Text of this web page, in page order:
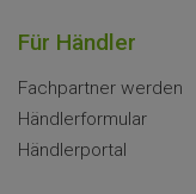
Für Händler
Fachpartner werden
Händlerformular
Händlerportal